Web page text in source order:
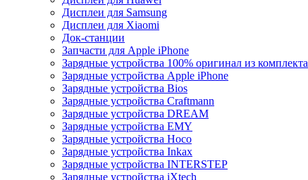
Дисплеи для Samsung
Дисплеи для Xiaomi
Док-станции
Запчасти для Apple iPhone
Зарядные устройства 100% оригинал из комплекта
Зарядные устройства Apple iPhone
Зарядные устройства Bios
Зарядные устройства Craftmann
Зарядные устройства DREAM
Зарядные устройства EMY
Зарядные устройства Hoco
Зарядные устройства Inkax
Зарядные устройства INTERSTEP
Зарядные устройства iXtech